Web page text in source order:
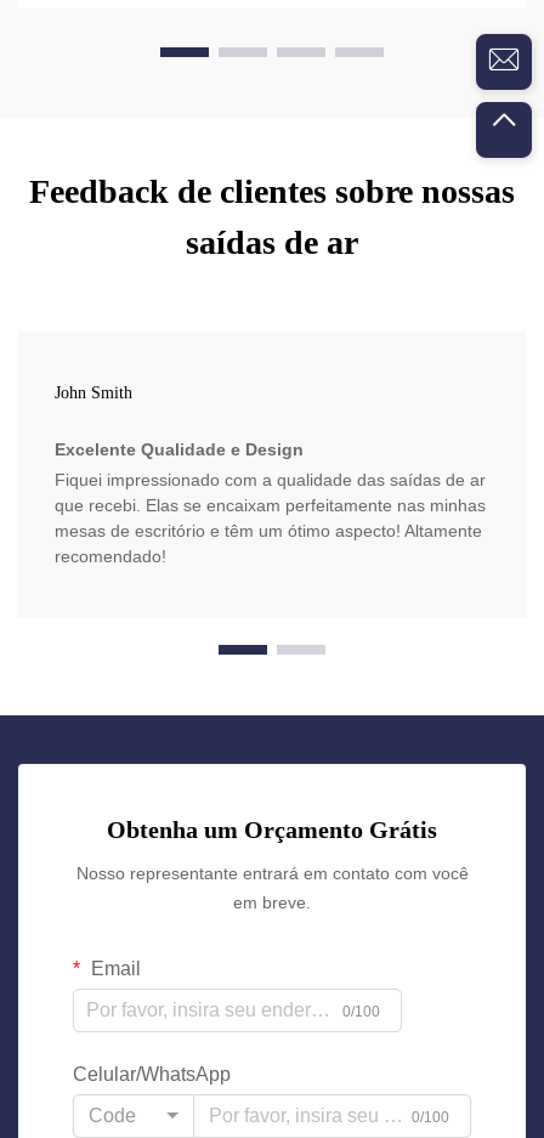
Feedback de clientes sobre nossas
saídas de ar
John Smith
Excelente Qualidade e Design
Fiquei impressionado com a qualidade das saídas de ar
que recebi. Elas se encaixam perfeitamente nas minhas
mesas de escritório e têm um ótimo aspecto! Altamente
recomendado!
Obtenha um Orçamento Grátis
Nosso representante entrará em contato com você
em breve.
Email
0/100
Celular/WhatsApp
Code
0/100